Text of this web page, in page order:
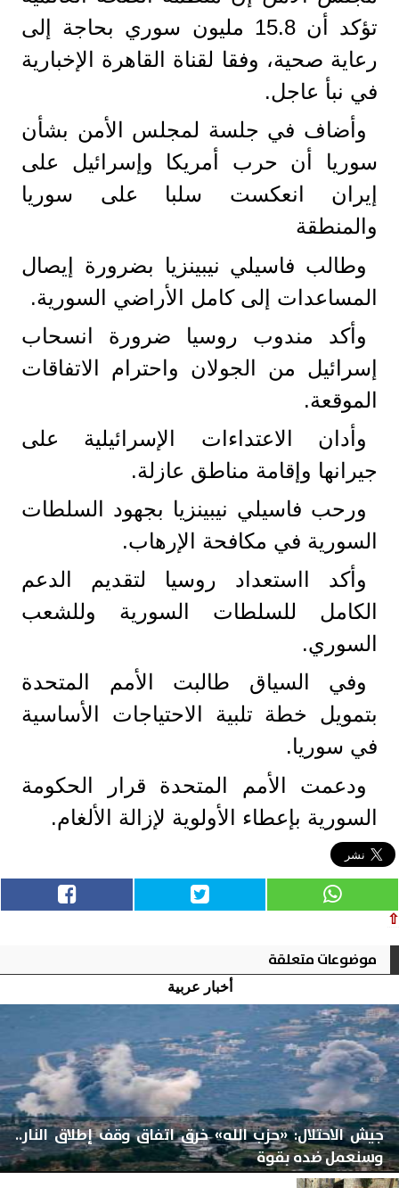
تؤكد أن 15.8 مليون سوري بحاجة إلى
رعاية صحية، وفقا لقناة القاهرة الإخبارية
في نبأ عاجل.
وأضاف في جلسة لمجلس الأمن بشأن
سوريا أن حرب أمريكا وإسرائيل على
إيران انعكست سلبا على سوريا
والمنطقة
وطالب فاسيلي نيبينزيا بضرورة إيصال
المساعدات إلى كامل الأراضي السورية.
وأكد مندوب روسيا ضرورة انسحاب
إسرائيل من الجولان واحترام الاتفاقات
الموقعة.
وأدان الاعتداءات الإسرائيلية على
جيرانها وإقامة مناطق عازلة.
ورحب فاسيلي نيبينزيا بجهود السلطات
السورية في مكافحة الإرهاب.
وأكد ااستعداد روسيا لتقديم الدعم
الكامل للسلطات السورية وللشعب
السوري.
وفي السياق طالبت الأمم المتحدة
بتمويل خطة تلبية الاحتياجات الأساسية
في سوريا.
ودعمت الأمم المتحدة قرار الحكومة
السورية بإعطاء الأولوية لإزالة الألغام.
⇧
موضوعات متعلقة
أخبار عربية
جيش الاحتلال: «حزب الله» خرق اتفاق وقف إطلاق النار..
وسنعمل ضده بقوة